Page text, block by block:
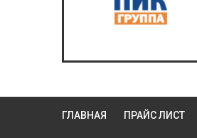
ГЛАВНАЯ ПРАЙС ЛИСТ